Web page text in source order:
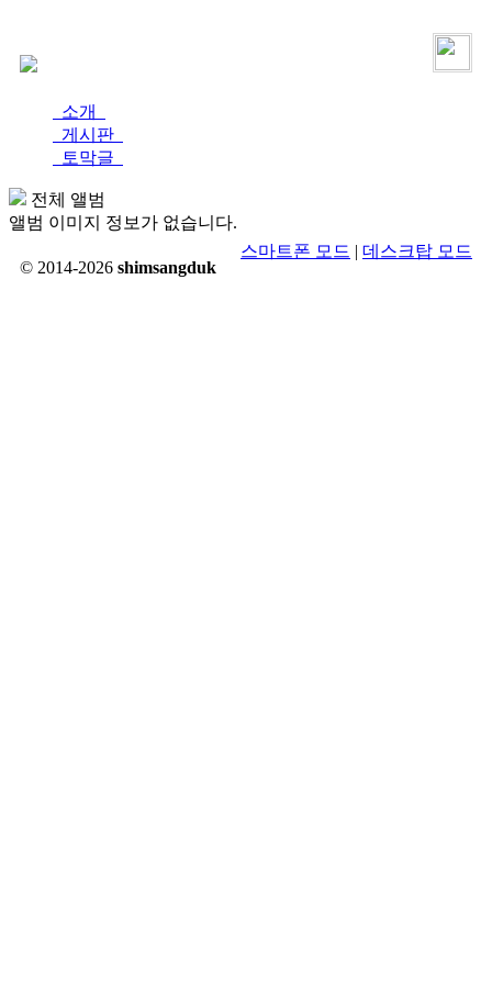
소개
게시판
토막글
전체 앨범
앨범 이미지 정보가 없습니다.
© 2014-2026 shimsangduk
스마트폰 모드 | 데스크탑 모드